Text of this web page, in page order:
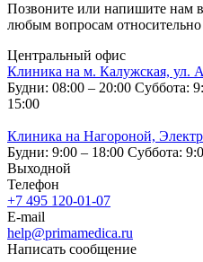
Позвоните или напишите нам
любым вопросам
Центральный офис
Клиника на м. Калужская, ул.
Будни: 08:00 – 20:00 Суббота:
15:00
Клиника на Нагороной,
Будни: 9:00 – 18:00 Суббота:
Выходной
Телефон
+7 495 120-01-07
E-mail
help@primamedica.ru
Написать сообщение